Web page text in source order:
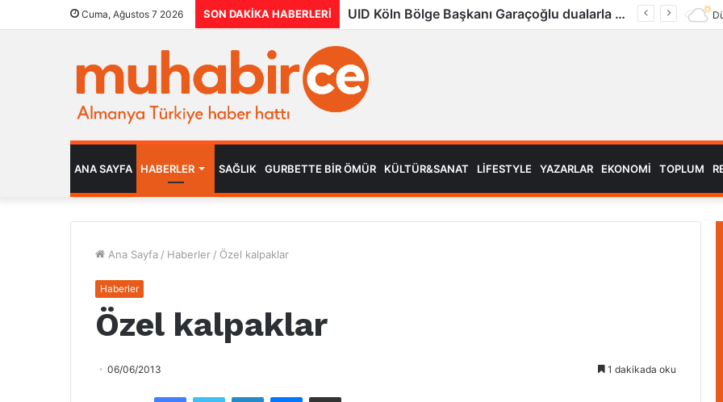
Cuma, Ağustos 7 2026 SON DAKIKA HABERLERI UID Köln Bölge Başkanı Garaçoğlu dualarla son yolculuğuna uğurlandı
ANA SAYFA HABERLER SAĞLIK GURBETTE BIR ÖMÜR KÜLTÜR&SANAT LIFESTYLE YAZARLAR EKONOMI TOPLUM
Ana Sayfa / Haberler / Özel kalpaklar
Haberler
Özel kalpaklar
06/06/2013 1 dakikada oku